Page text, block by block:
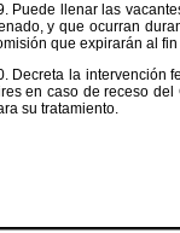
Puede llenar las
y que ocurran
que expirarán al
Decreta la intervención
en caso de receso
su tratamiento.